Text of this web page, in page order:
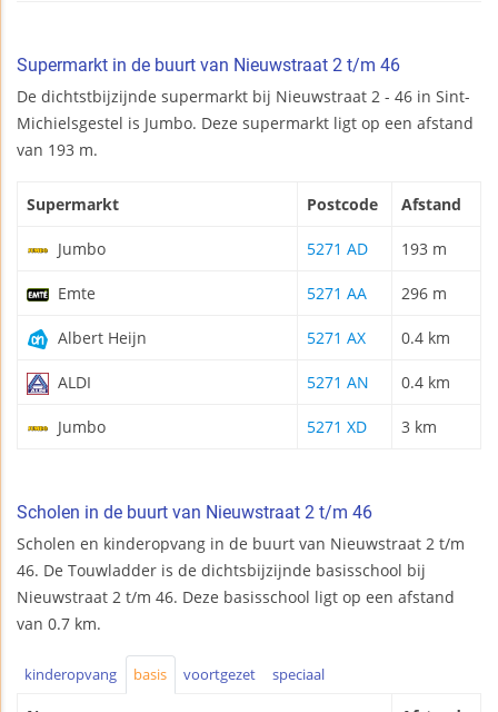
Supermarkt in de buurt van Nieuwstraat 2 t/m 46
De dichtstbijzijnde supermarkt bij Nieuwstraat 2 - 46 in Sint-
Michielsgestel is Jumbo. Deze supermarkt ligt op een afstand
van 193 m.
Supermarkt Postcode Afstand
Jumbo 5271 AD 193 m
Emte 5271 AA 296 m
Albert Heijn 5271 AX 0.4 km
ALDI 5271 AN 0.4 km
Jumbo 5271 XD 3 km
Scholen in de buurt van Nieuwstraat 2 t/m 46
Scholen en kinderopvang in de buurt van Nieuwstraat 2 t/m
46. De Touwladder is de dichtsbijzijnde basisschool bij
Nieuwstraat 2 t/m 46. Deze basisschool ligt op een afstand
van 0.7 km.
kinderopvang basis voortgezet speciaal